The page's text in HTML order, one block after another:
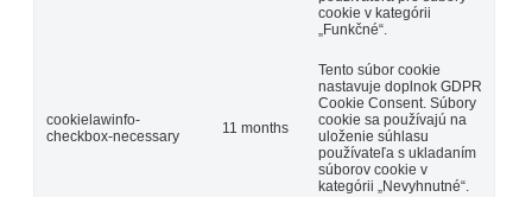
cookie v kategórii
„Funkčné“.
cookielawinfo-
checkbox-necessary
11 months
Tento súbor cookie
nastavuje doplnok GDPR
Cookie Consent. Súbory
cookie sa používajú na
uloženie súhlasu
používateľa s ukladaním
súborov cookie v
kategórii „Nevyhnutné“.